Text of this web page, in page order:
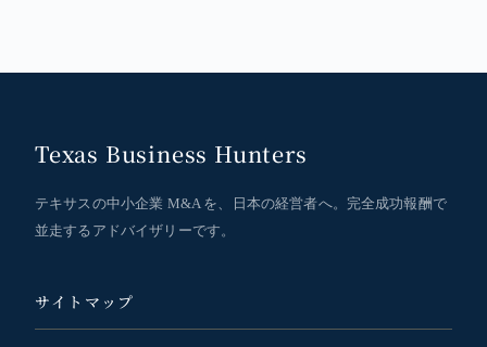
Texas Business Hunters
テキサスの中小企業 M&A を、日本の経営者へ。完全成功報酬で
並走するアドバイザリーです。
サイトマップ